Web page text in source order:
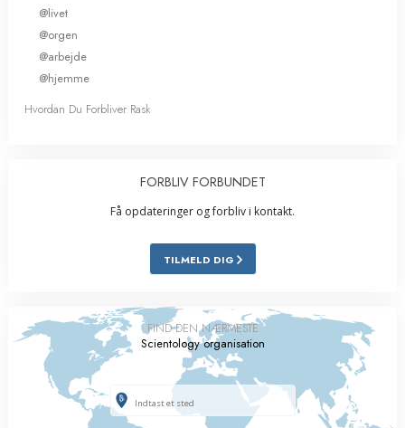
@livet
@orgen
@arbejde
@hjemme
Hvordan Du Forbliver Rask
FORBLIV FORBUNDET
Få opdateringer og forbliv i kontakt.
TILMELD DIG
FIND DEN NÆRMESTE
Scientology organisation